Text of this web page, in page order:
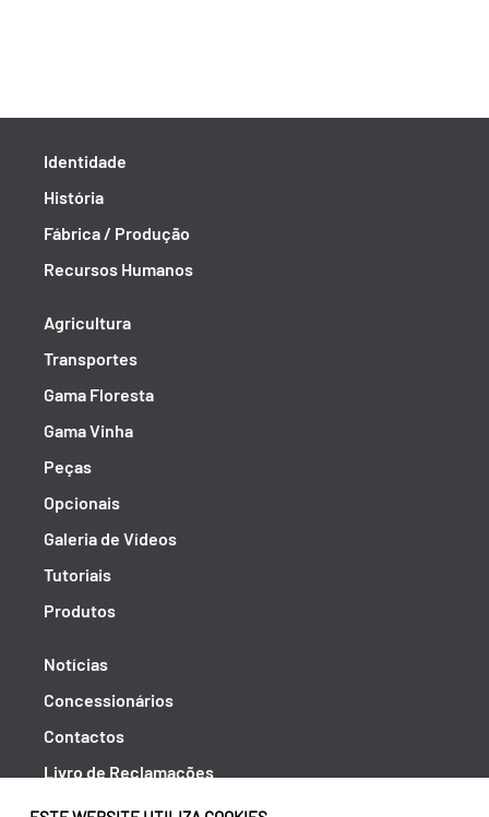
Identidade
História
Fábrica / Produção
Recursos Humanos
Agricultura
Transportes
Gama Floresta
Gama Vinha
Peças
Opcionais
Galeria de Vídeos
Tutoriais
Produtos
Notícias
Concessionários
Contactos
Livro de Reclamações
Política de Privacidade